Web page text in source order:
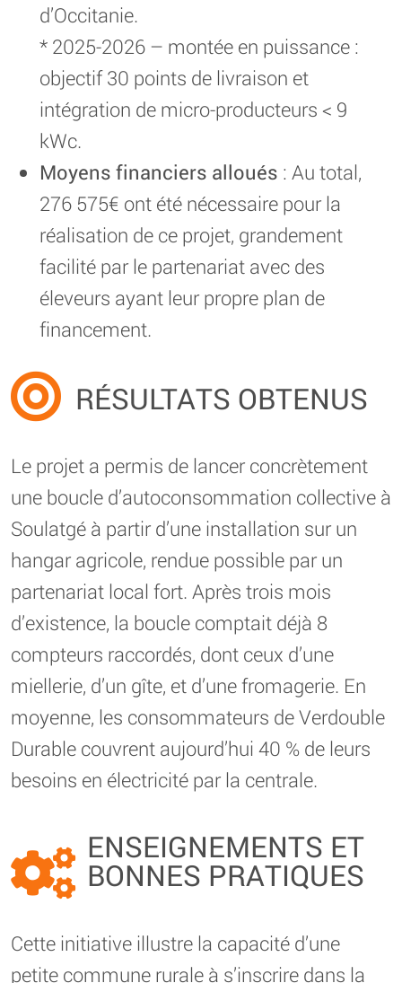
d’Occitanie.
* 2025-2026 – montée en puissance :
objectif 30 points de livraison et
intégration de micro-producteurs < 9
kWc.
Moyens financiers alloués : Au total,
276 575€ ont été nécessaire pour la
réalisation de ce projet, grandement
facilité par le partenariat avec des
éleveurs ayant leur propre plan de
financement.
RÉSULTATS OBTENUS
Le projet a permis de lancer concrètement
une boucle d’autoconsommation collective à
Soulatgé à partir d’une installation sur un
hangar agricole, rendue possible par un
partenariat local fort. Après trois mois
d’existence, la boucle comptait déjà 8
compteurs raccordés, dont ceux d’une
miellerie, d’un gîte, et d’une fromagerie. En
moyenne, les consommateurs de Verdouble
Durable couvrent aujourd’hui 40 % de leurs
besoins en électricité par la centrale.
ENSEIGNEMENTS ET
BONNES PRATIQUES
Cette initiative illustre la capacité d’une
petite commune rurale à s’inscrire dans la